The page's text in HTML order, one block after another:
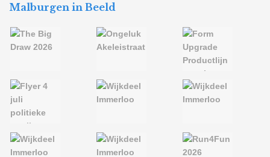
Malburgen in Beeld